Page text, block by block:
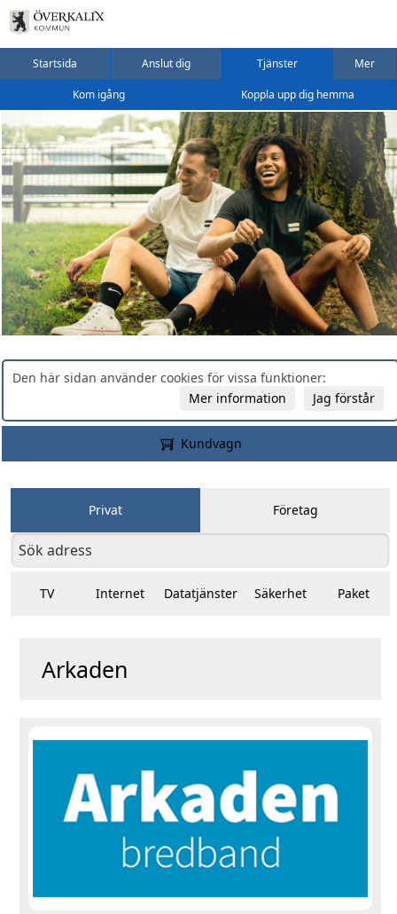
Startsida Anslut dig Tjänster Mer
Kom igång Koppla upp dig hemma
Den här sidan använder cookies för vissa funktioner:
Jag förstår
Mer information
Kundvagn
Privat Företag
TV Internet Datatjänster Säkerhet Paket
Arkaden